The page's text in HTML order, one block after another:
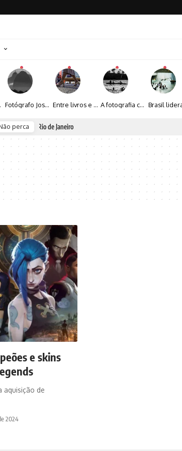
Fotógrafo José Roberto apresenta um olhar sensível sobre arquitetura, formas e luz na fotografia Entre livros e fotografia autoral, Sebastião Reis consolida uma trajetória marcada pelo olhar artístico A fotografia contemporânea de Cynthia Feyh Jappur entre luz, movimento e arte
perca Renato Seerig e a poesia da natureza iluminada pela lua
e skins
aquisição de
2024